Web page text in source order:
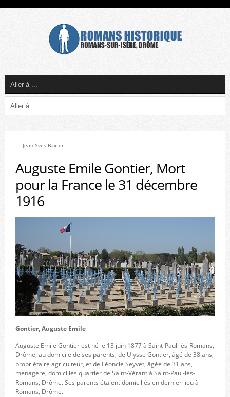
Jean-Yves Baxter
Auguste Emile Gontier, Mort
pour la France le 31 décembre
1916
Gontier, Auguste Emile
Auguste Emile Gontier est né le 13 juin 1877 à Saint-Paul-lès-Romans,
Drôme, au domicile de ses parents, de Ulysse Gontier, âgé de 38 ans,
propriétaire agriculteur, et de Léoncie Seyvet, âgée de 31 ans,
ménagère, domiciliés quartier de Saint-Vérant à Saint-Paul-lès-
Romans, Drôme. Ses parents étaient domiciliés en dernier lieu à
Romans, Drôme.